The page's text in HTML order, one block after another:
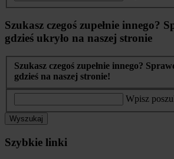
Szukasz czegoś zupełnie innego?
gdzieś ukryło na naszej stronie
Szukasz czegoś zupełnie innego?
gdzieś na naszej stronie!
Wpisz
Wyszukaj
Szybkie linki